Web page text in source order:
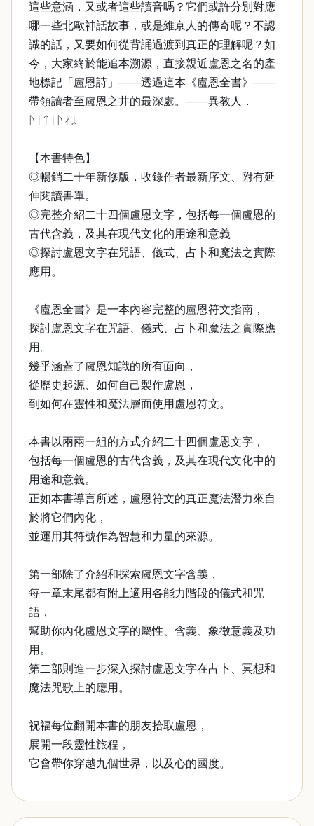
這些意涵，又或者這些讀音嗎？它們或許分別對應
哪一些北歐神話故事，或是維京人的傳奇呢？不認
識的話，又要如何從背誦過渡到真正的理解呢？如
今，大家終於能追本溯源，直接親近盧恩之名的產
地標記「盧恩詩」——透過這本《盧恩全書》——
帶領讀者至盧恩之井的最深處。——異教人．
ᚢᛁᛏᛁᚢᛅᛣ
【本書特色】
◎暢銷二十年新修版，收錄作者最新序文、附有延
伸閱讀書單。
◎完整介紹二十四個盧恩文字，包括每一個盧恩的
古代含義，及其在現代文化的用途和意義
◎探討盧恩文字在咒語、儀式、占卜和魔法之實際
應用。
《盧恩全書》是一本內容完整的盧恩符文指南，
探討盧恩文字在咒語、儀式、占卜和魔法之實際應
用。
幾乎涵蓋了盧恩知識的所有面向，
從歷史起源、如何自己製作盧恩，
到如何在靈性和魔法層面使用盧恩符文。
本書以兩兩一組的方式介紹二十四個盧恩文字，
包括每一個盧恩的古代含義，及其在現代文化中的
用途和意義。
正如本書導言所述，盧恩符文的真正魔法潛力來自
於將它們內化，
並運用其符號作為智慧和力量的來源。
第一部除了介紹和探索盧恩文字含義，
每一章末尾都有附上適用各能力階段的儀式和咒
語，
幫助你內化盧恩文字的屬性、含義、象徵意義及功
用。
第二部則進一步深入探討盧恩文字在占卜、冥想和
魔法咒歌上的應用。
祝福每位翻開本書的朋友拾取盧恩，
展開一段靈性旅程，
它會帶你穿越九個世界，以及心的國度。